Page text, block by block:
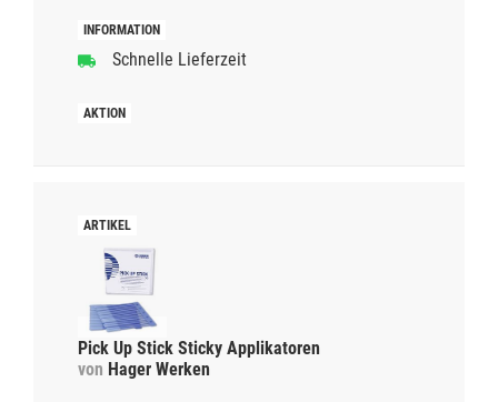
Schnelle Lieferzeit
Pick Up Stick Sticky Applikatoren
von Hager Werken